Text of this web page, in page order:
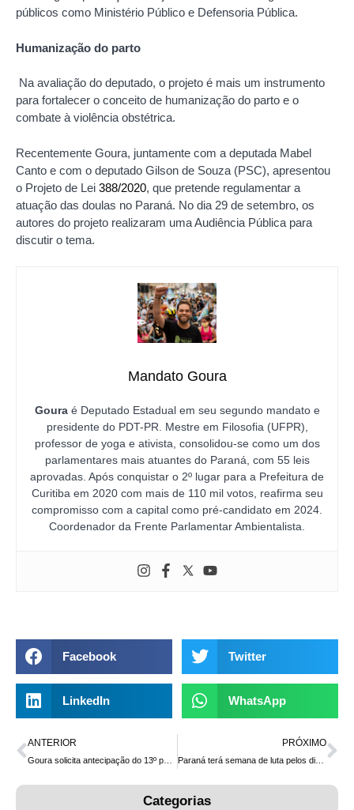
públicos como Ministério Público e Defensoria Pública.
Humanização do parto
Na avaliação do deputado, o projeto é mais um instrumento
para fortalecer o conceito de humanização do parto e o
combate à violência obstétrica.
Recentemente Goura, juntamente com a deputada Mabel
Canto e com o deputado Gilson de Souza (PSC), apresentou
o Projeto de Lei 388/2020, que pretende regulamentar a
atuação das doulas no Paraná. No dia 29 de setembro, os
autores do projeto realizaram uma Audiência Pública para
discutir o tema.
Mandato Goura
Gouraé Deputado Estadual em seu segundo mandato e
presidente do PDT-PR. Mestre em Filosofia (UFPR),
professor de yoga e ativista, consolidou-se como um dos
parlamentares mais atuantes do Paraná, com 55 leis
aprovadas. Após conquistar o 2º lugar para a Prefeitura de
Curitiba em 2020 com mais de 110 mil votos, reafirma seu
compromisso com a capital como pré-candidato em 2024.
Coordenador da Frente Parlamentar Ambientalista.
Facebook Twitter
LinkedIn WhatsApp
ANTERIOR
Goura solicita antecipação do 13º para evitar aglomerações e fomentar economia
PRÓXIMO
Paraná terá semana de luta pelos direitos dos povos indígenas
Categorias